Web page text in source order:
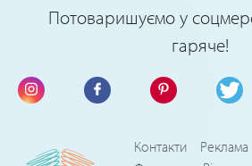
Потоваришуємо у
гаряче!
Контакти Реклама